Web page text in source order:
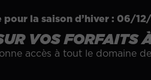
la saison d’hiver : 06/
VOS FORFAITS
accès à tout le domaine